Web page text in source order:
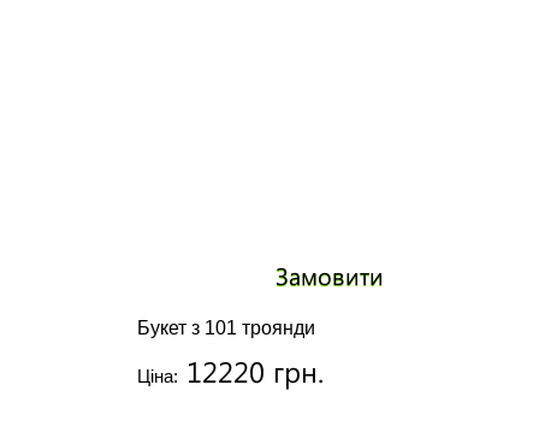
Букет з 101 троянди
Ціна: 12220 грн.
Замовити